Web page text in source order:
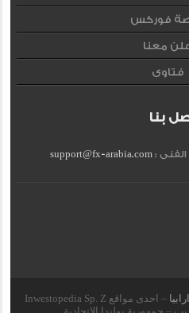
فوركس
معنا
فتاوى
بنا
الفنى :support@fx-arabia.com
– احدى مواقع Inwestopedia Sp. Z